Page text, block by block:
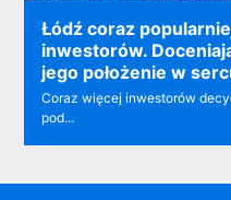
Łódź coraz
inwestorów.
jego położenie w
Coraz więcej inwestorów
pod...